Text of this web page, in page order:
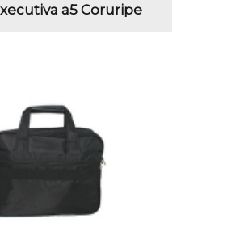
a5 Coruripe